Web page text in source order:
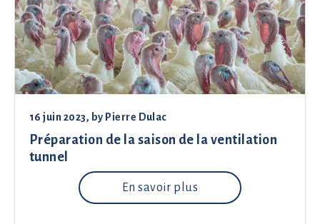
16 juin 2023, by Pierre Dulac
Préparation de la saison de la ventilation
tunnel
En savoir plus